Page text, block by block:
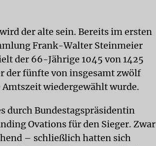
der alte sein. Bereits im ersten
Frank-Walter Steinmeier
der 66-Jährige 1045 von 1425
der fünfte von insgesamt zwölf
wiedergewählt wurde.
durch Bundestagspräsidentin
Ovations für den Sieger. Zwar
– schließlich hatten sich